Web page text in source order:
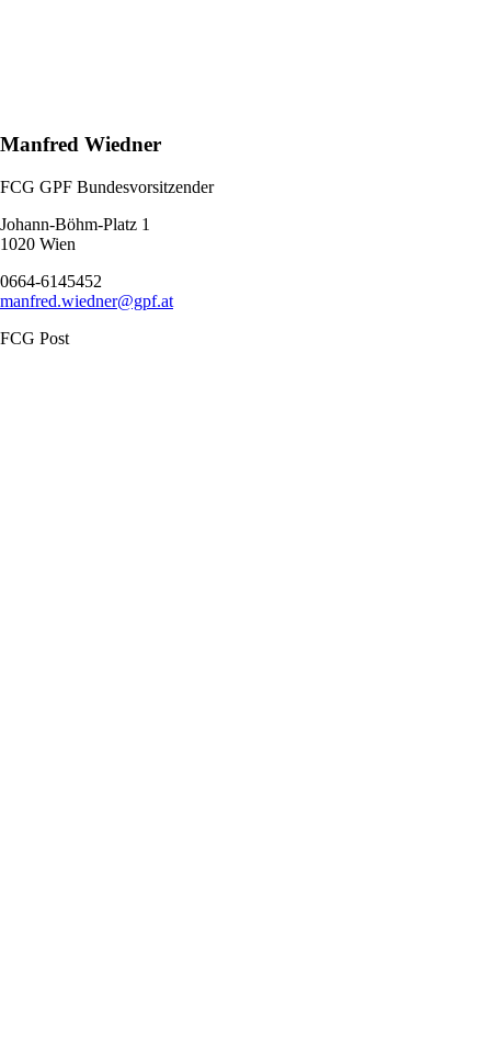
Manfred Wiedner
FCG GPF Bundesvorsitzender
Johann-Böhm-Platz 1
1020 Wien
0664-6145452
manfred.wiedner@gpf.at
FCG Post